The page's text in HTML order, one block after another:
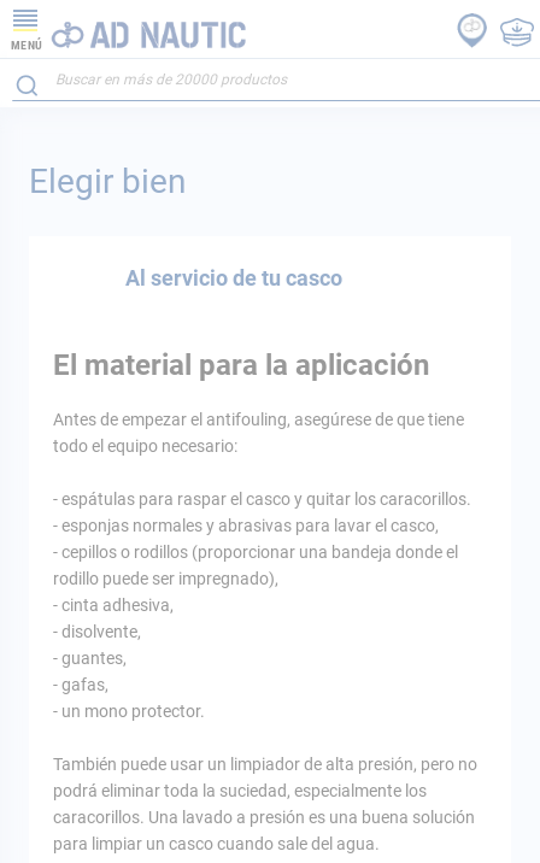
MENÚ
Elegir bien
Al servicio de tu casco
El material para la aplicación
Antes de empezar el antifouling, asegúrese de que tiene
todo el equipo necesario:
- espátulas para raspar el casco y quitar los caracorillos.
- esponjas normales y abrasivas para lavar el casco,
- cepillos o rodillos (proporcionar una bandeja donde el
rodillo puede ser impregnado),
- cinta adhesiva,
- disolvente,
- guantes,
- gafas,
- un mono protector.
También puede usar un limpiador de alta presión, pero no
podrá eliminar toda la suciedad, especialmente los
caracorillos. Una lavado a presión es una buena solución
para limpiar un casco cuando sale del agua.